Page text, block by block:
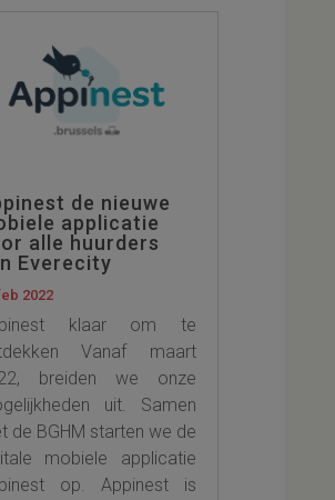
de nieuwe
applicatie
alle huurders
Everecity
2022
klaar om te
Vanaf maart
breiden we onze
uit. Samen
de BGHM starten we de
mobiele applicatie
op. Appinest is